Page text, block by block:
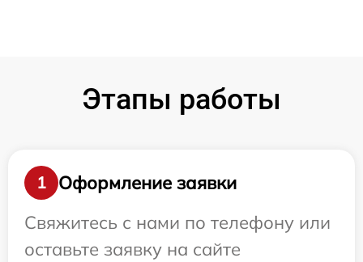
Этапы работы
1
Оформление заявки
Свяжитесь с нами по телефону или
оставьте заявку на сайте